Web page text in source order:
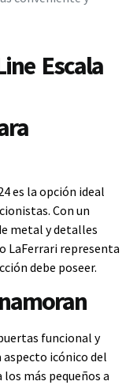
Escala
es la opción ideal
Con un
metal y detalles
LaFerrari representa
debe poseer.
funcional y
aspecto icónico del
más pequeños a